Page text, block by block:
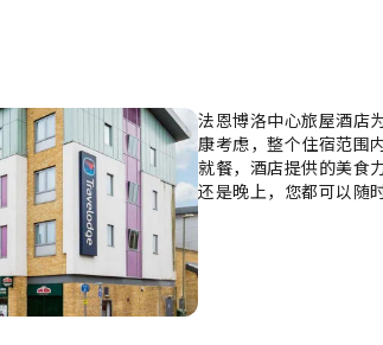
法恩博洛中心旅屋酒店
康考虑，整个住宿范围
就餐，酒店提供的美食
还是晚上，您都可以随